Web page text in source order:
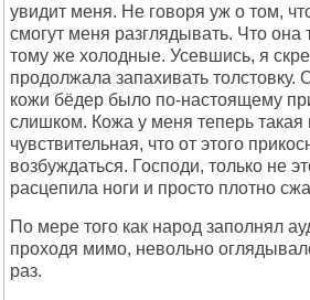
увидит меня. Не говоря уж о том,
смогут меня разглядывать. Что она
тому же холодные. Усевшись, я
продолжала запахивать
кожи бёдер было по-настоящему
слишком. Кожа у меня теперь такая
чувствительная, что от этого
возбуждаться. Господи, только не
расцепила ноги и просто плотно
По мере того как народ заполнял
проходя мимо, невольно
раз.